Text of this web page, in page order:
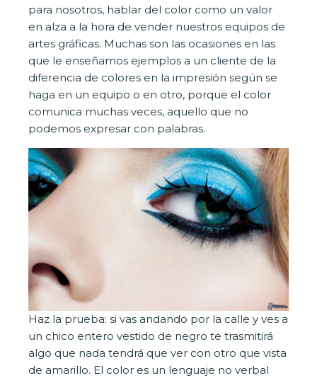
para nosotros, hablar del color como un valor
en alza a la hora de vender nuestros equipos de
artes gráficas. Muchas son las ocasiones en las
que le enseñamos ejemplos a un cliente de la
diferencia de colores en la impresión según se
haga en un equipo o en otro, porque el color
comunica muchas veces, aquello que no
podemos expresar con palabras.
Haz la prueba: si vas andando por la calle y ves a
un chico entero vestido de negro te trasmitirá
algo que nada tendrá que ver con otro que vista
de amarillo. El color es un lenguaje no verbal